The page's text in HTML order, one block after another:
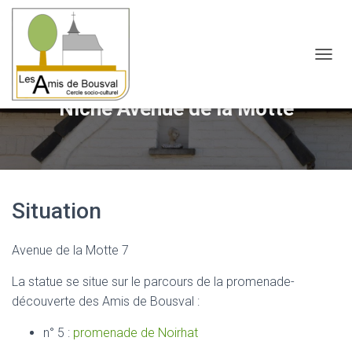
Niche Avenue de la Motte
Situation
Avenue de la Motte 7
La statue se situe sur le parcours de la promenade-
découverte des Amis de Bousval :
n° 5 : promenade de Noirhat